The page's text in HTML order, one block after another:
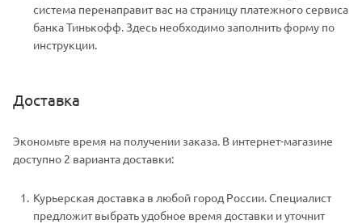
система перенаправит вас на страницу платежного сервиса
банка Тинькофф. Здесь необходимо заполнить форму по
инструкции.
Доставка
Экономьте время на получении заказа. В интернет-магазине
доступно 2 варианта доставки:
Курьерская доставка в любой город России. Специалист
предложит выбрать удобное время доставки и уточнит